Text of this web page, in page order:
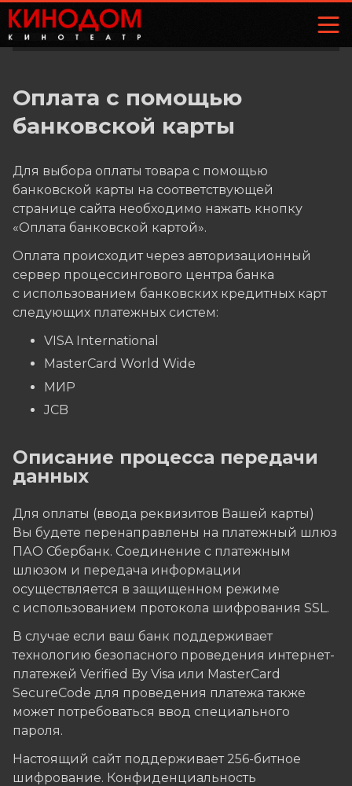
Оплата с помощью
банковской карты
Для выбора оплаты товара с помощью
банковской карты на соответствующей
странице сайта необходимо нажать кнопку
«Оплата банковской картой».
Оплата происходит через авторизационный
сервер процессингового центра банка
с использованием банковских кредитных карт
следующих платежных систем:
VISA International
MasterCard World Wide
МИР
JCB
Описание процесса передачи
данных
Для оплаты (ввода реквизитов Вашей карты)
Вы будете перенаправлены на платежный шлюз
ПАО Сбербанк. Соединение с платежным
шлюзом и передача информации
осуществляется в защищенном режиме
с использованием протокола шифрования SSL.
В случае если ваш банк поддерживает
технологию безопасного проведения интернет-
платежей Verified By Visa или MasterCard
SecureCode для проведения платежа также
может потребоваться ввод специального
пароля.
Настоящий сайт поддерживает 256-битное
шифрование. Конфиденциальность